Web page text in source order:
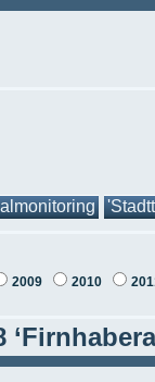
2009 2010